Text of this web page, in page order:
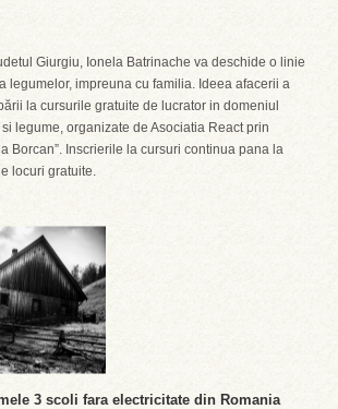
Giurgiu, Ionela Batrinache va deschide o linie
legumelor, impreuna cu familia. Ideea afacerii a
la cursurile gratuite de lucrator in domeniul
legume, organizate de Asociatia React prin
Borcan”. Inscrierile la cursuri continua pana la
locuri gratuite.
3 scoli fara electricitate din Romania